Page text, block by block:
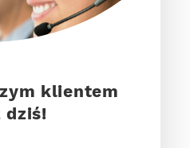
klientem
dziś!